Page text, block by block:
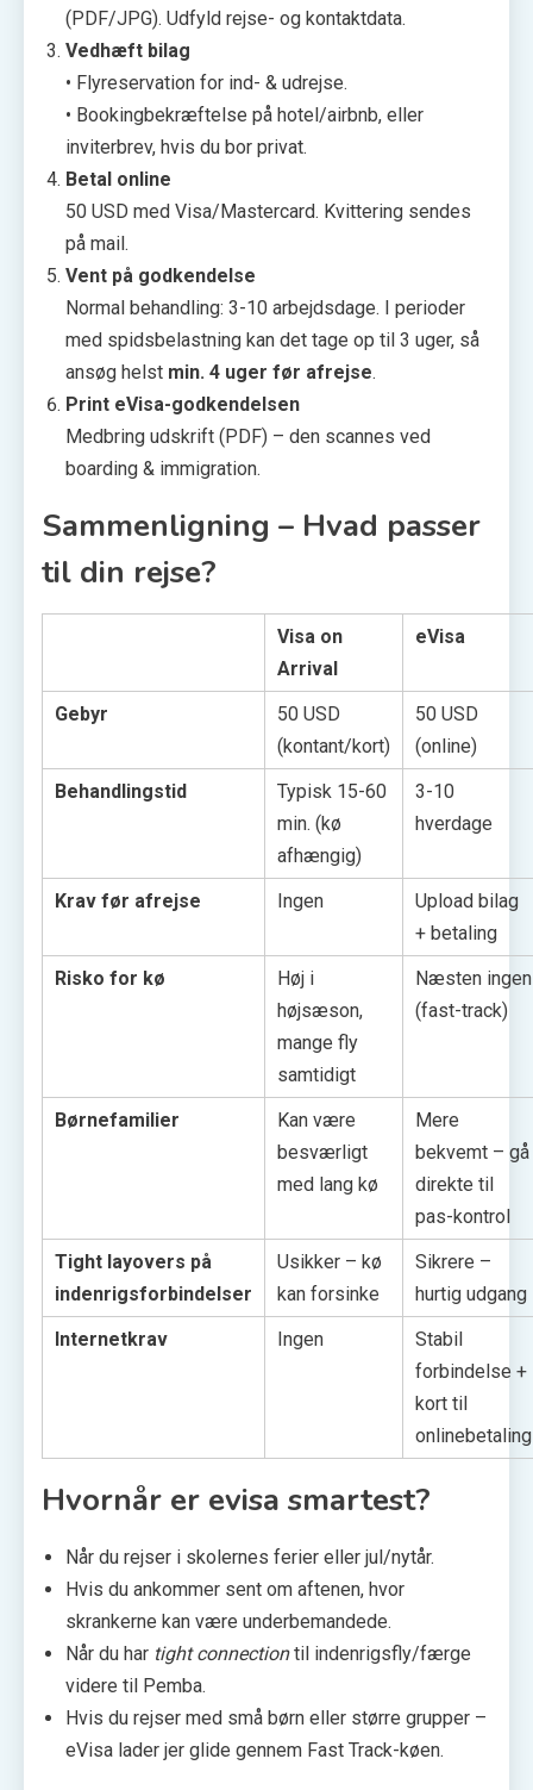
(PDF/JPG). Udfyld rejse- og kontaktdata.
Vedhæft bilag
• Flyreservation for ind- & udrejse.
• Bookingbekræftelse på hotel/airbnb, eller
inviterbrev, hvis du bor privat.
Betal online
50 USD med Visa/Mastercard. Kvittering sendes
på mail.
Vent på godkendelse
Normal behandling: 3-10 arbejdsdage. I perioder
med spidsbelastning kan det tage op til 3 uger, så
ansøg helst min. 4 uger før afrejse.
Print eVisa-godkendelsen
Medbring udskrift (PDF) – den scannes ved
boarding & immigration.
Sammenligning – Hvad passer
til din rejse?
Visa on
Arrival
eVisa
Gebyr
50 USD
(kontant/kort)
50 USD
(online)
Behandlingstid
Typisk 15-60
min. (kø
afhængig)
3-10
hverdage
Krav før afrejse Ingen
Upload bilag
+ betaling
Risko for kø
Høj i
højsæson,
mange fly
samtidigt
Næsten ingen
(fast-track)
Børnefamilier
Kan være
besværligt
med lang kø
Mere
bekvemt – gå
direkte til
pas-kontrol
Tight layovers på
indenrigsforbindelser
Usikker – kø
kan forsinke
Sikrere –
hurtig udgang
Internetkrav
Ingen
Stabil
forbindelse +
kort til
onlinebetaling
Hvornår er evisa smartest?
Når du rejser i skolernes ferier eller jul/nytår.
Hvis du ankommer sent om aftenen, hvor
skrankerne kan være underbemandede.
Når du har tight connectiontil indenrigsfly/færge
videre til Pemba.
Hvis du rejser med små børn eller større grupper –
eVisa lader jer glide gennem Fast Track-køen.